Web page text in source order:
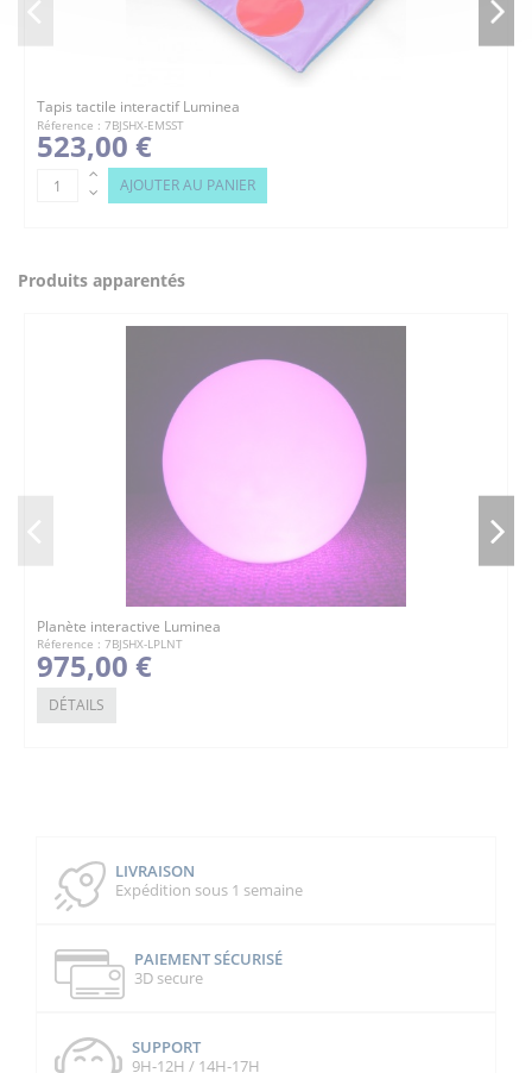
Tapis tactile interactif Luminea
Réference : 7BJSHX-EMSST
523,00 €
AJOUTER AU PANIER
Produits apparentés
Planète interactive Luminea
Réference : 7BJSHX-LPLNT
975,00 €
DÉTAILS
LIVRAISON
Expédition sous 1 semaine
PAIEMENT SÉCURISÉ
3D secure
SUPPORT
9H-12H / 14H-17H